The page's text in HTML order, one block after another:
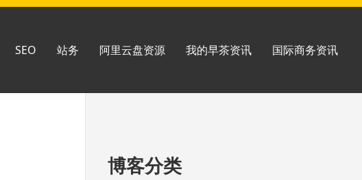
SEO 站务 阿里云盘资源 我的早茶资讯 国际商务资讯
至
博客分类